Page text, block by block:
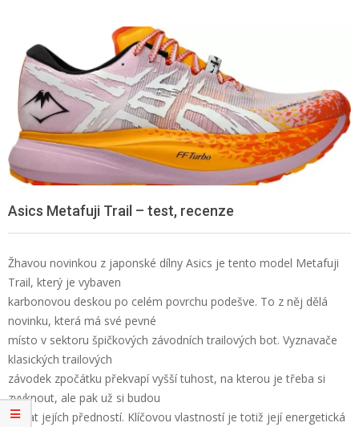
Asics Metafuji Trail – test, recenze
Žhavou novinkou z japonské dílny Asics je tento model Metafuji
Trail, který je vybaven
karbonovou deskou po celém povrchu podešve. To z něj dělá
novinku, která má své pevné
místo v sektoru špičkových závodních trailových bot. Vyznavače
klasických trailových
závodek zpočátku překvapí vyšší tuhost, na kterou je třeba si
zvyknout, ale pak už si budou
užívat jejích předností. Klíčovou vlastností je totiž její energetická